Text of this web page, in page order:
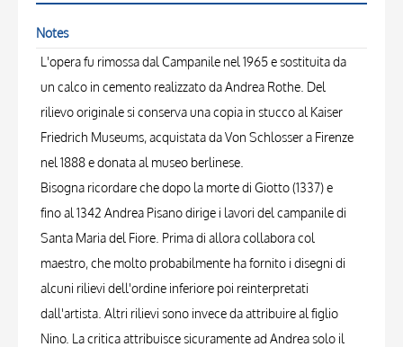
Notes
L'opera fu rimossa dal Campanile nel 1965 e sostituita da
un calco in cemento realizzato da Andrea Rothe. Del
rilievo originale si conserva una copia in stucco al Kaiser
Friedrich Museums, acquistata da Von Schlosser a Firenze
nel 1888 e donata al museo berlinese.
Bisogna ricordare che dopo la morte di Giotto (1337) e
fino al 1342 Andrea Pisano dirige i lavori del campanile di
Santa Maria del Fiore. Prima di allora collabora col
maestro, che molto probabilmente ha fornito i disegni di
alcuni rilievi dell'ordine inferiore poi reinterpretati
dall'artista. Altri rilievi sono invece da attribuire al figlio
Nino. La critica attribuisce sicuramente ad Andrea solo il